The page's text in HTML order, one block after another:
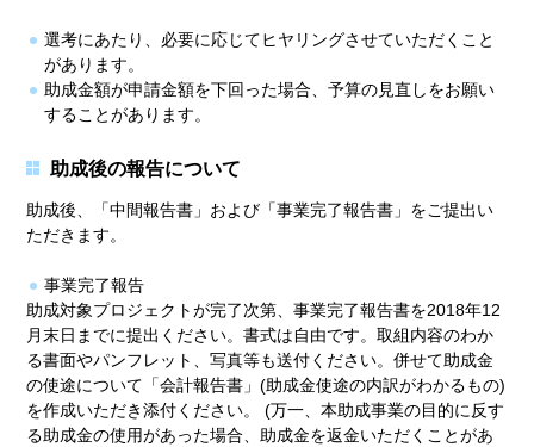
選考にあたり、必要に応じてヒヤリングさせていただくこと
があります。
助成金額が申請金額を下回った場合、予算の見直しをお願い
することがあります。
助成後の報告について
助成後、「中間報告書」および「事業完了報告書」をご提出い
ただきます。
事業完了報告
助成対象プロジェクトが完了次第、事業完了報告書を2018年12
月末日までに提出ください。書式は自由です。取組内容のわか
る書面やパンフレット、写真等も送付ください。併せて助成金
の使途について「会計報告書」(助成金使途の内訳がわかるもの)
を作成いただき添付ください。 (万一、本助成事業の目的に反す
る助成金の使用があった場合、助成金を返金いただくことがあ